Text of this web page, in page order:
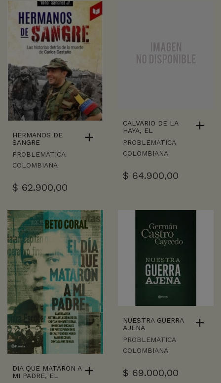
HERMANOS DE
SANGRE
PROBLEMATICA
COLOMBIANA
$ 62.900,00
CALVARIO DE LA
HAYA, EL
PROBLEMATICA
COLOMBIANA
$ 64.900,00
DIA QUE MATARON A
MI PADRE, EL
NUESTRA GUERRA
AJENA
PROBLEMATICA
COLOMBIANA
$ 69.000,00